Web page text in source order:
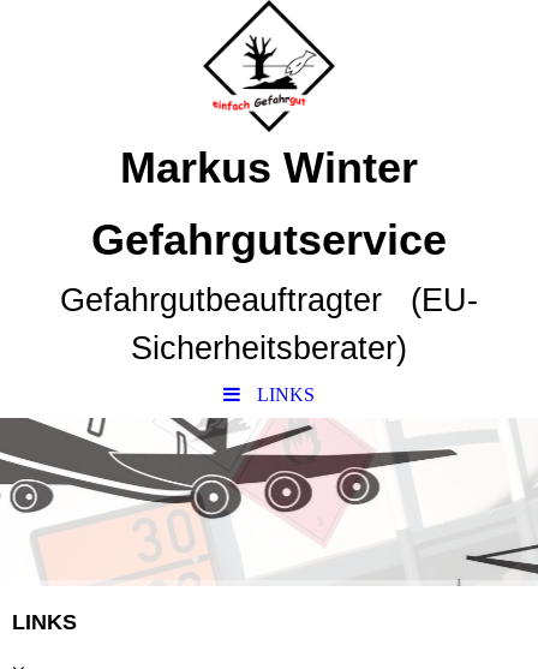
Markus Winter
Gefahrgutservice
Gefahrgutbeauftragter (EU-
Sicherheitsberater)
LINKS
LINKS